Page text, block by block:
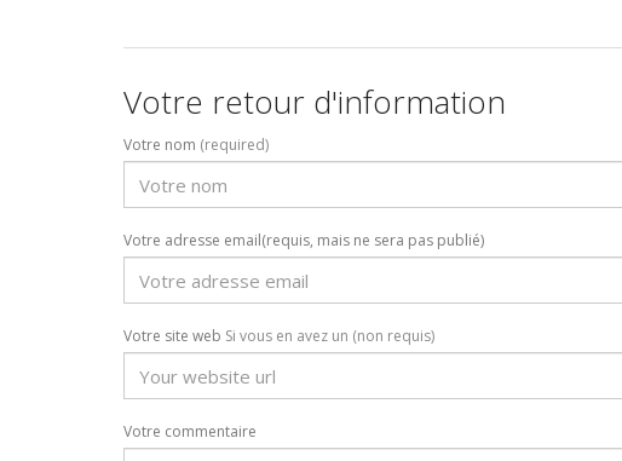
Votre retour d'information
Votre nom (required)
Votre adresse email(requis, mais ne sera pas publié)
Votre site web Si vous en avez un (non requis)
Votre commentaire